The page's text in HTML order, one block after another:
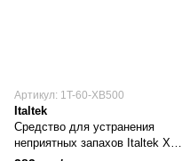
Артикул: 1T-60-XB500
Italtek
Средство для устранения
неприятных запахов Italtek X-